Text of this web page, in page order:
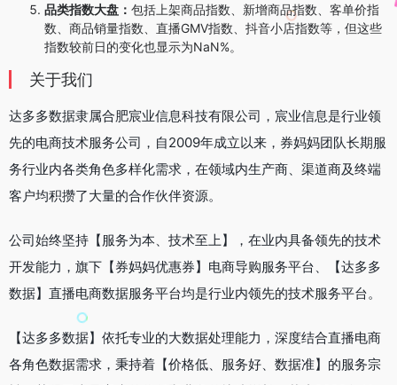
品类指数大盘： 包括上架商品指数、新增商品指数、客单价指
数、商品销量指数、直播GMV指数、抖音小店指数等，但这些
指数较前日的变化也显示为NaN%。
关于我们
达多多数据隶属合肥宸业信息科技有限公司，宸业信息是行业领
先的电商技术服务公司，自2009年成立以来，券妈妈团队长期服
务行业内各类角色多样化需求，在领域内生产商、渠道商及终端
客户均积攒了大量的合作伙伴资源。
公司始终坚持【服务为本、技术至上】，在业内具备领先的技术
开发能力，旗下【券妈妈优惠券】电商导购服务平台、【达多多
数据】直播电商数据服务平台均是行业内领先的技术服务平台。
【达多多数据】依托专业的大数据处理能力，深度结合直播电商
各角色数据需求，秉持着【价格低、服务好、数据准】的服务宗